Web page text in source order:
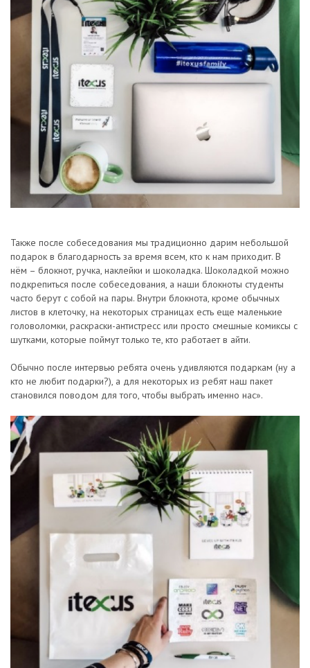
Также после собеседования мы традиционно дарим небольшой
подарок в благодарность за время всем, кто к нам приходит. В
нём – блокнот, ручка, наклейки и шоколадка. Шоколадкой можно
подкрепиться после собеседования, а наши блокноты студенты
часто берут с собой на пары. Внутри блокнота, кроме обычных
листов в клеточку, на некоторых страницах есть еще маленькие
головоломки, раскраски-антистресс или просто смешные комиксы с
шутками, которые поймут только те, кто работает в айти.
Обычно после интервью ребята очень удивляются подаркам (ну а
кто не любит подарки?), а для некоторых из ребят наш пакет
становился поводом для того, чтобы выбрать именно нас».